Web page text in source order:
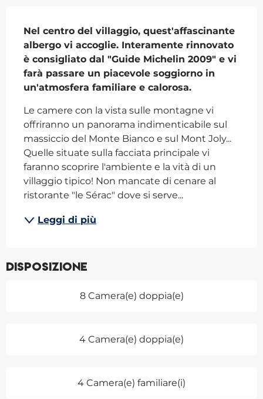
Nel centro del villaggio, quest'affascinante
albergo vi accoglie. Interamente rinnovato
è consigliato dal "Guide Michelin 2009" e vi
farà passare un piacevole soggiorno in
un'atmosfera familiare e calorosa.
Le camere con la vista sulle montagne vi
offriranno un panorama indimenticabile sul
massiccio del Monte Bianco e sul Mont Joly...
Quelle situate sulla facciata principale vi
faranno scoprire l'ambiente e la vità di un
villaggio tipico! Non mancate di cenare al
ristorante "le Sérac" dove si serve...
Leggi di più
Disposizione
8 Camera(e) doppia(e)
4 Camera(e) doppia(e)
4 Camera(e) familiare(i)